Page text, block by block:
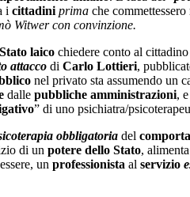
i cittadini prima che
Witwer con convinzione.
Stato laico chiedere conto al
attacco di Carlo Lottieri,
nel privato sta assumendo un
dalle pubbliche amministrazioni,
” di uno psichiatra/
obbligatoria del
di un potere dello Stato,
un professionista al servizio